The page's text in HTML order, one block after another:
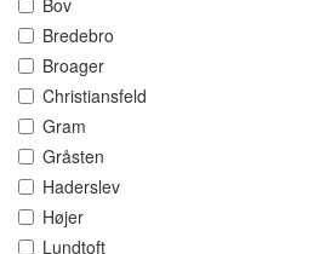
Bov
Bredebro
Broager
Christiansfeld
Gram
Gråsten
Haderslev
Højer
Lundtoft